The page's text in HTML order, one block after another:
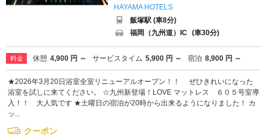
HAYAMA HOTELS
飯塚駅 (車8分)
福岡（九州道）IC (車30分)
料金 休憩 4,900 円 ～ サービスタイム 5,900 円 ～ 宿泊 8,900 円 ～
★2026年3月20日浴室全室リニューアルオープン！！ ぜひきれいになった
浴室を試しに来てください。 ☆九州新登場！LOVE マットレス ６０５号室導
入！！ 大人気です ★土曜日の宿泊が20時から出来るようになりました！ カ
ッ...
クーポン